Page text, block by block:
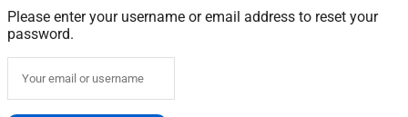
Please enter your username or email address to reset your
password.